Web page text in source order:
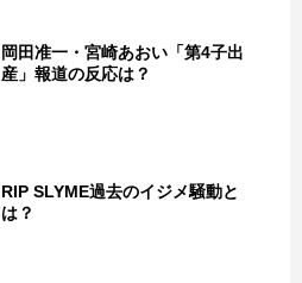
岡田准一・宮崎あおい「第4子出
産」報道の反応は？
RIP SLYME過去のイジメ騒動と
は？